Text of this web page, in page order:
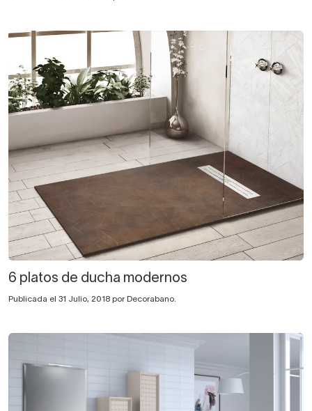
6 platos de ducha modernos
Publicada el 31 Julio, 2018 por Decorabano.